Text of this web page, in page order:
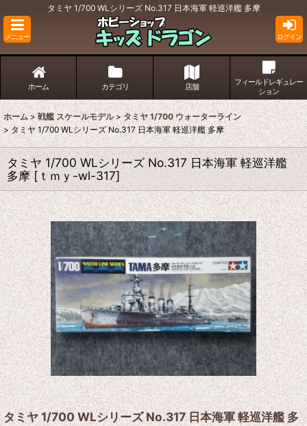
タミヤ 1/700 WLシリーズ No.317 日本海軍 軽巡洋艦 多摩
メニュー ログイン
ホーム カテゴリ 店舗
フィールドレギュレー
ション
ホーム > 戦艦 スケールモデル > タミヤ 1/700 ウォーターライン
> タミヤ 1/700 WLシリーズ No.317 日本海軍 軽巡洋艦 多摩
タミヤ 1/700 WLシリーズ No.317 日本海軍 軽巡洋艦
多摩 [ｔｍｙ-wl-317]
タミヤ 1/700 WLシリーズ No.317 日本海軍 軽巡洋艦 多